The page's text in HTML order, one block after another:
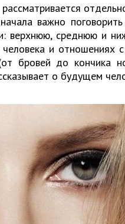
важно
верхнюю, среднюю и
и отношениях
бровей до кончика
о будущем